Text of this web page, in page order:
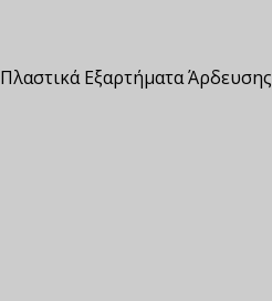
Πλαστικά Εξαρτήματα Άρδευσης